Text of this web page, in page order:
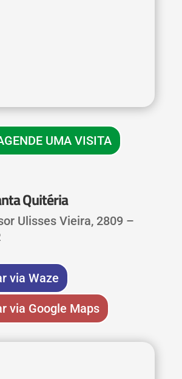
UMA VISITA
Quitéria
Ulisses Vieira, 2809 –
via Waze
via Google Maps